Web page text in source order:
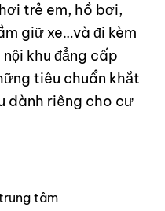
trẻ em, hồ bơi,
giữ xe…và đi kèm
khu đẳng cấp
tiêu chuẩn khắt
dành riêng cho cư
tâm